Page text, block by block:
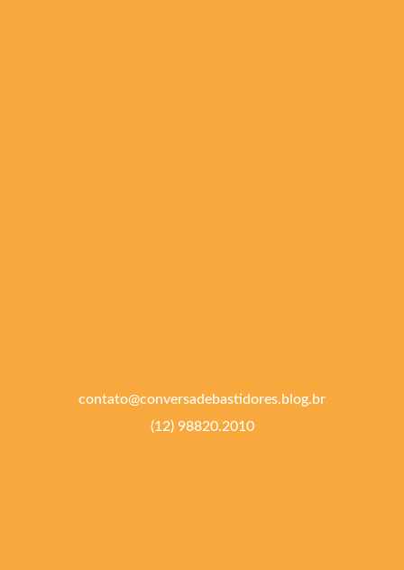
contato@conversadebastidores.blog.br
(12) 98820.2010